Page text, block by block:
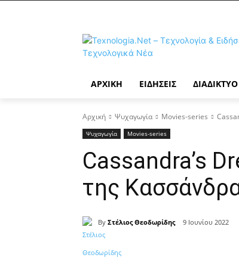
ΑΡΧΙΚΉ ΕΙΔΉΣΕΙΣ ΔΙΑΔΊΚΤΥΟ
Αρχική Ψυχαγωγία Movies-series
Ψυχαγωγία Movies-series
Cassandra’s
της
By Στέλιος Θεοδωρίδης 9 Ιουνίου 2022
Κοινοποίηση